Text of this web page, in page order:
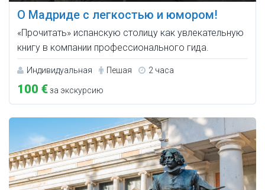
О Мадриде с легкостью и юмором!
«Прочитать» испанскую столицу как увлекательную
книгу в компании профессионального гида.
Индивидуальная Пешая 2 часа
100 €за экскурсию